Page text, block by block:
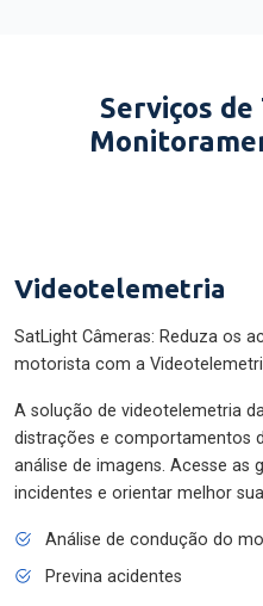
Serviços
Videotelemetria
SatLight Câmeras: Reduza os
motorista com a
A solução de videotelemetria
distrações e comportamentos
análise de imagens. Acesse as
incidentes e orientar melhor
Análise de condução do
Previna acidentes